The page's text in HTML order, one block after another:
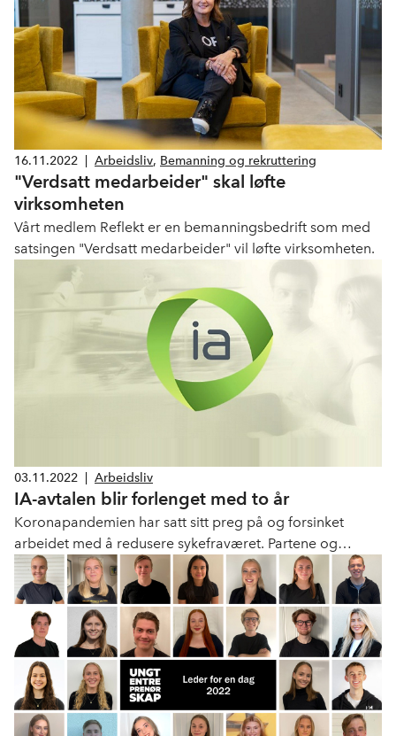
forbindelse med nødvendige omstillinger.
16.11.2022 Arbeidsliv, Bemanning og rekruttering
"Verdsatt medarbeider" skal løfte
virksomheten
Vårt medlem Reflekt er en bemanningsbedrift som med
satsingen "Verdsatt medarbeider" vil løfte virksomheten.
03.11.2022 Arbeidsliv
IA-avtalen blir forlenget med to år
Koronapandemien har satt sitt preg på og forsinket
arbeidet med å redusere sykefraværet. Partene og
myndighetene er derfor enige om å la avtalen få mer tid
til å virke.